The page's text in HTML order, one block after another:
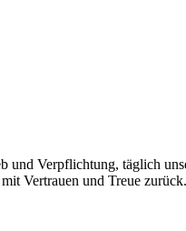
und Verpflichtung, täglich
Vertrauen und Treue zurück.